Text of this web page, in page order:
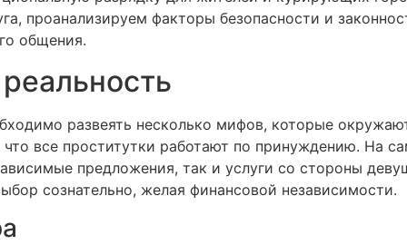
проанализируем факторы безопасности и
общения.
развеять несколько мифов, которые
все проститутки работают по принуждению. На
предложения, так и услуги со стороны
сознательно, желая финансовой независимости.